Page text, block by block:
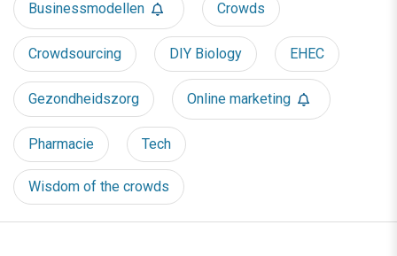
Businessmodellen Crowds
Crowdsourcing DIY Biology EHEC
Gezondheidszorg Online marketing
Pharmacie Tech
Wisdom of the crowds